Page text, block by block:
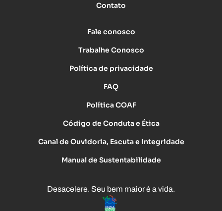
Contato
Fale conosco
Trabalhe Conosco
Política de privacidade
FAQ
Política COAF
Código de Conduta e Ética
Canal de Ouvidoria, Escuta e Integridade
Manual de Sustentabilidade
Desacelere. Seu bem maior é a vida.